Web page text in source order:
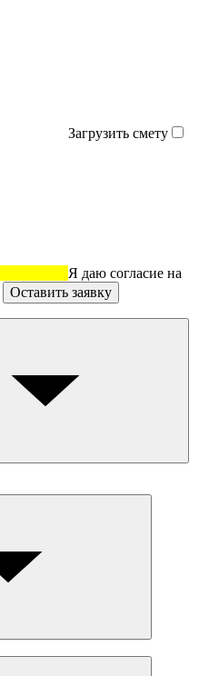
Загрузить смету
Я даю согласие на
Оставить заявку